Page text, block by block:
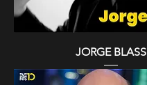
JORGE BLASS